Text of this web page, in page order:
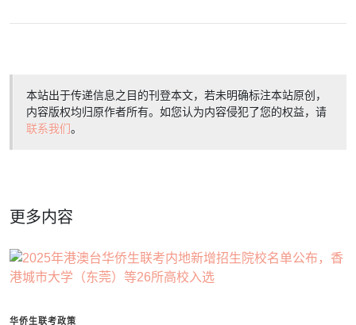
本站出于传递信息之目的刊登本文，若未明确标注本站原创，
内容版权均归原作者所有。如您认为内容侵犯了您的权益，请
联系我们。
更多内容
华侨生联考政策